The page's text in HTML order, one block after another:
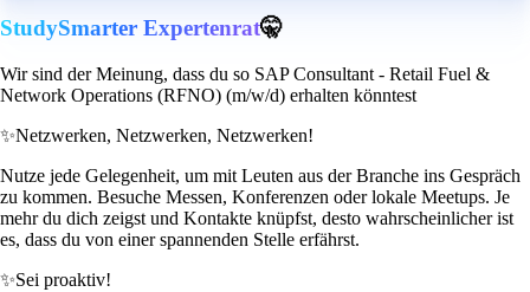
StudySmarter Expertenrat🤫
Wir sind der Meinung, dass du so SAP Consultant - Retail Fuel &
Network Operations (RFNO) (m/w/d) erhalten könntest
✨Netzwerken, Netzwerken, Netzwerken!
Nutze jede Gelegenheit, um mit Leuten aus der Branche ins Gespräch
zu kommen. Besuche Messen, Konferenzen oder lokale Meetups. Je
mehr du dich zeigst und Kontakte knüpfst, desto wahrscheinlicher ist
es, dass du von einer spannenden Stelle erfährst.
✨Sei proaktiv!